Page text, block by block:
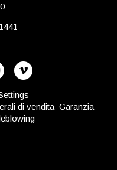
di vendita Garanzia